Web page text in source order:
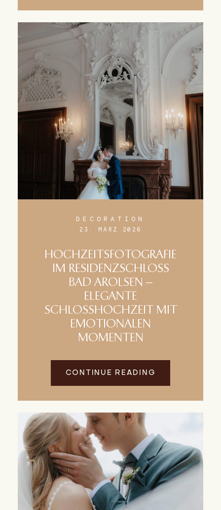
DECORATION
23. MÄRZ 2026
HOCHZEITSFOTOGRAFIE
IM RESIDENZSCHLOSS
BAD AROLSEN –
ELEGANTE
SCHLOSSHOCHZEIT MIT
EMOTIONALEN
MOMENTEN
CONTINUE READING